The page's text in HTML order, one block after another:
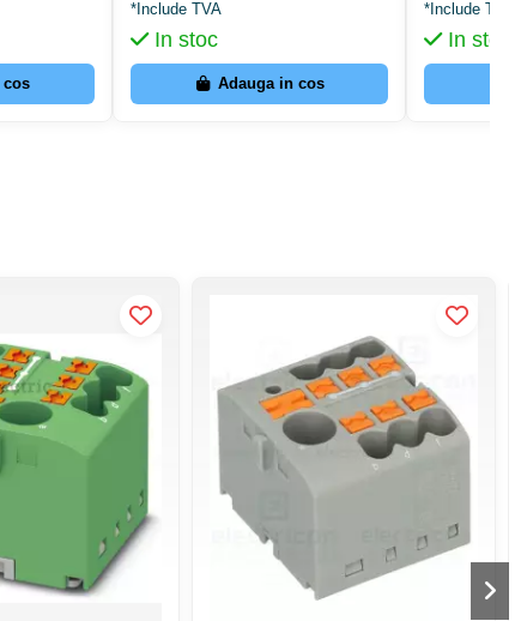
cos
*Include TVA
In stoc
Adauga in cos
*Include TVA
In stoc